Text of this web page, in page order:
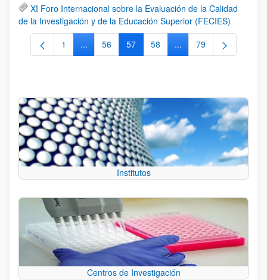
XI Foro Internacional sobre la Evaluación de la Calidad
de la Investigación y de la Educación Superior (FECIES)
Página
1 ...Páginas intermedias Use TAB para desplazarse.
Página
56 Página
57 Página
58 ...Páginas intermedias
Página
79
Institutos
Centros de Investigación